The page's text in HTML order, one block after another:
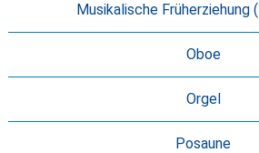
Musikalische
Oboe
Orgel
Posaune